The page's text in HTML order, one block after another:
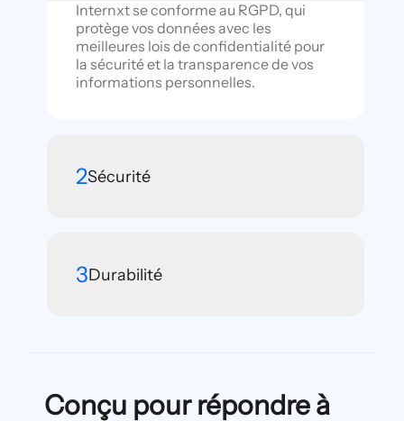
Internxt se conforme au RGPD, qui
protège vos données avec les
meilleures lois de confidentialité pour
la sécurité et la transparence de vos
informations personnelles.
2Sécurité
3Durabilité
Conçu pour répondre à